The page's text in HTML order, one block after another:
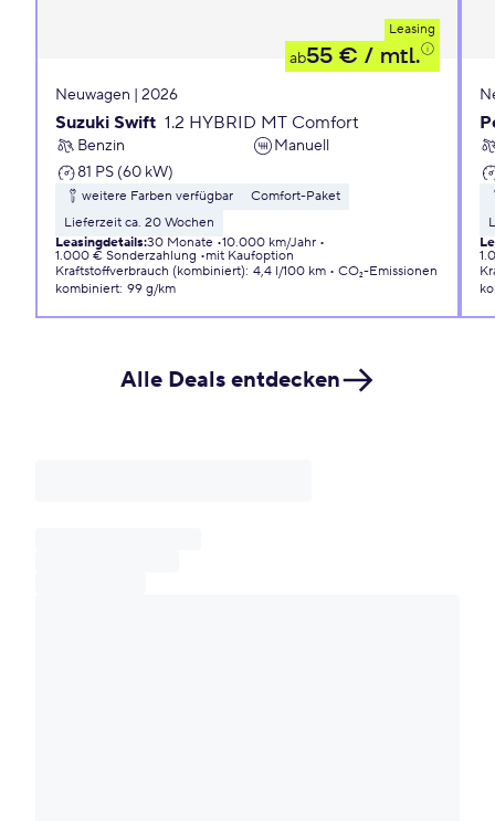
Leasing
ab55 € / mtl.
Neuwagen | 2026
Suzuki Swift 1.2 HYBRID MT Comfort
Benzin
Manuell
81 PS (60 kW)
weitere Farben verfügbar
Comfort-Paket
Lieferzeit ca. 20 Wochen
Leasingdetails:30 Monate 10.000 km/Jahr
1.000 € Sonderzahlung
mit Kaufoption
Kraftstoffverbrauch (kombiniert): 4,4 l/100 km
CO₂-Emissionen
kombiniert: 99 g/km
Alle Deals entdecken